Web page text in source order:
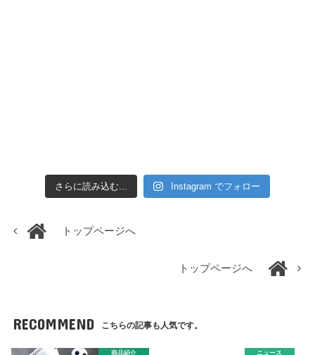
さらに読み込む... Instagram でフォロー
トップページへ
トップページへ
RECOMMEND こちらの記事も人気です。
商品紹介 ニュース